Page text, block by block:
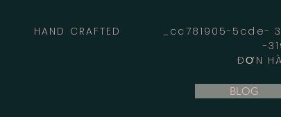
HAND CRAFTED _cc781905-5cde-
-
ĐƠN
BLOG